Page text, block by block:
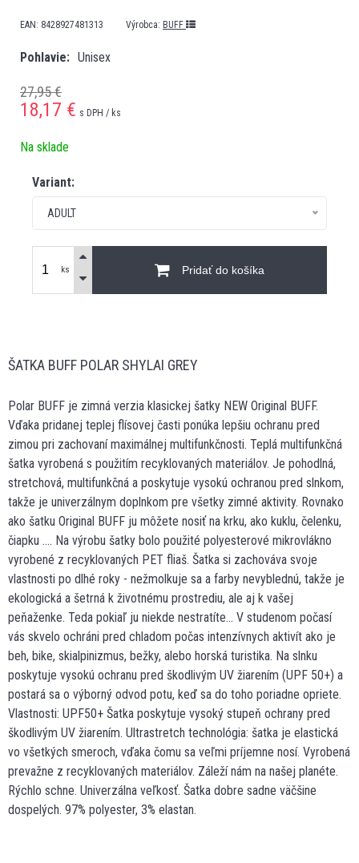
EAN: 8428927481313 Výrobca: BUFF
Pohlavie Unisex
27,95 €
18,17 € s DPH / ks
Na sklade
Variant:
ADULT
ks Pridať do košíka
ŠATKA BUFF POLAR SHYLAI GREY
Polar BUFF je zimná verzia klasickej šatky NEW Original BUFF.
Vďaka pridanej teplej flísovej časti ponúka lepšiu ochranu pred
zimou pri zachovaní maximálnej multifunkčnosti. Teplá multifunkčná
šatka vyrobená s použitím recyklovaných materiálov. Je pohodlná,
stretchová, multifunkčná a poskytuje vysokú ochranou pred slnkom,
takže je univerzálnym doplnkom pre všetky zimné aktivity. Rovnako
ako šatku Original BUFF ju môžete nosiť na krku, ako kuklu, čelenku,
čiapku .... Na výrobu šatky bolo použité polyesterové mikrovlákno
vyrobené z recyklovaných PET fliaš. Šatka si zachováva svoje
vlastnosti po dlhé roky - nežmolkuje sa a farby nevyblednú, takže je
ekologická a šetrná k životnému prostrediu, ale aj k vašej
peňaženke. Teda pokiaľ ju niekde nestratíte... V studenom počasí
vás skvelo ochráni pred chladom počas intenzívnych aktivít ako je
beh, bike, skialpinizmus, bežky, alebo horská turistika. Na slnku
poskytuje vysokú ochranu pred škodlivým UV žiarením (UPF 50+) a
postará sa o výborný odvod potu, keď sa do toho poriadne opriete.
Vlastnosti: UPF50+ Šatka poskytuje vysoký stupeň ochrany pred
škodlivým UV žiarením. Ultrastretch technológia: šatka je elastická
vo všetkých smeroch, vďaka čomu sa veľmi príjemne nosí. Vyrobená
prevažne z recyklovaných materiálov. Záleží nám na našej planéte.
Rýchlo schne. Univerzálna veľkosť. Šatka dobre sadne väčšine
dospelých. 97% polyester, 3% elastan.